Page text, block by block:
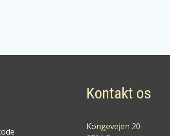
Kontakt os
Kongevejen 20